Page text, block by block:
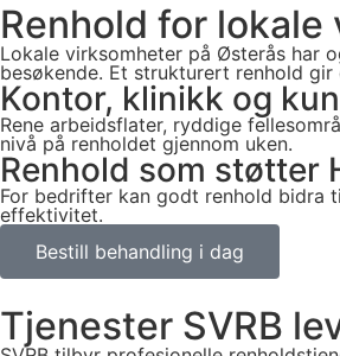
Renhold for
Lokale virksomheter på Østerås har
besøkende. Et strukturert renhold
Kontor, klinikk og
Rene arbeidsflater, ryddige
nivå på renholdet gjennom uken.
Renhold som støtter
For bedrifter kan godt renhold bidra
effektivitet.
Bestill behandling i dag
Tjenester SVRB